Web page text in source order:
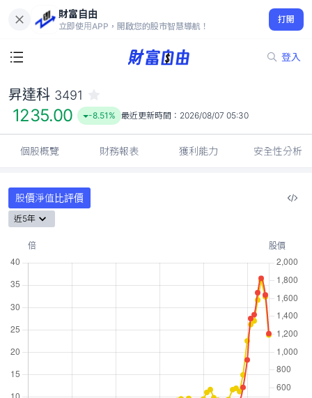
財富自由
立即使用APP，開啟您的股市智慧導航！
打開
登入
1235.00
-8.51%
昇達科 3491
1235.00 -8.51% 最近更新時間： 2026/08/07 05:30
個股概覽 財務報表 獲利能力 安全性分析
股價淨值比評價
近5年